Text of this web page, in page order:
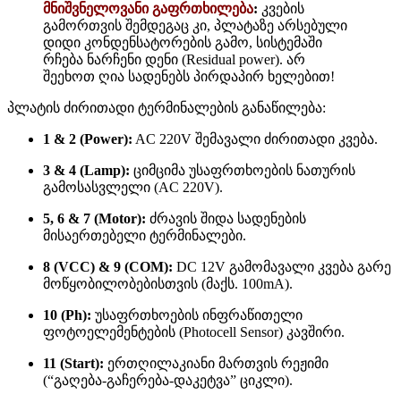
მნიშვნელოვანი გაფრთხილება: კვების
გამორთვის შემდეგაც კი, პლატაზე არსებული
დიდი კონდენსატორების გამო, სისტემაში
რჩება ნარჩენი დენი (Residual power). არ
შეეხოთ ღია სადენებს პირდაპირ ხელებით!
პლატის ძირითადი ტერმინალების განაწილება:
1 & 2 (Power): AC 220V შემავალი ძირითადი კვება.
3 & 4 (Lamp): ციმციმა უსაფრთხოების ნათურის
გამოსასვლელი (AC 220V).
5, 6 & 7 (Motor): ძრავის შიდა სადენების
მისაერთებელი ტერმინალები.
8 (VCC) & 9 (COM): DC 12V გამომავალი კვება გარე
მოწყობილობებისთვის (მაქს. 100mA).
10 (Ph): უსაფრთხოების ინფრაწითელი
ფოტოელემენტების (Photocell Sensor) კავშირი.
11 (Start): ერთღილაკიანი მართვის რეჟიმი
(“გაღება-გაჩერება-დაკეტვა” ციკლი).